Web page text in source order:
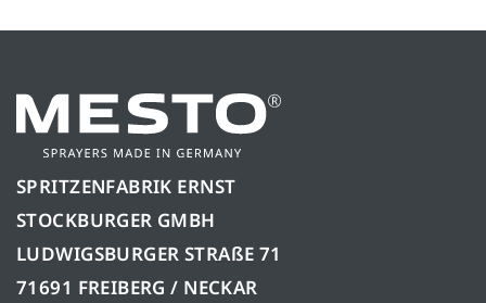
SPRITZENFABRIK ERNST
STOCKBURGER GMBH
LUDWIGSBURGER STRAßE 71
71691 FREIBERG / NECKAR